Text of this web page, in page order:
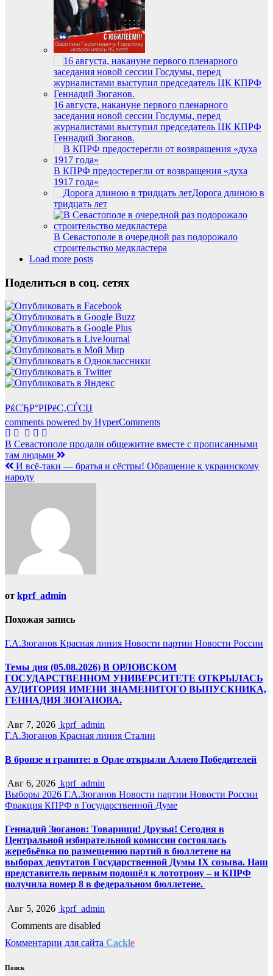
16 августа, накануне первого пленарного
заседания новой сессии Госдумы, перед
журналистами выступил председатель ЦК КПРФ
Геннадий Зюганов.
В КПРФ предостерегли от возвращения «духа
1917 года»
Дорога длиною в
тридцать лет
В Севастополе в очередной раз подорожало
строительство медкластера
Load more posts
Поделиться в соц. сетях
РќСЂР°РІРёС‚СЃСЏ
comments powered by HyperComments
Навигация
по
записям
В Севастополе продали общежитие вместе с прописанными
там людьми
И всё-таки — братья и сёстры! Обращение к украинскому
народу
от kprf_admin
Похожая запись
Г.А.Зюганов Красная линия Новости партии Новости России
Темы дня (05.08.2026) В ОРЛОВСКОМ
ГОСУДАРСТВЕННОМ УНИВЕРСИТЕТЕ ОТКРЫЛАСЬ
АУДИТОРИЯ ИМЕНИ ЗНАМЕНИТОГО ВЫПУСКНИКА,
ГЕННАДИЯ ЗЮГАНОВА.
Авг 7, 2026 kprf_admin
Г.А.Зюганов Красная линия Сталин
В бронзе и граните: в Орле открыли Аллею Победителей
Авг 6, 2026 kprf_admin
Выборы 2026 Г.А.Зюганов Новости партии Новости России
Фракция КПРФ в Государственной Думе
Геннадий Зюганов: Товарищи! Друзья! Сегодня в
Центральной избирательной комиссии состоялась
жеребьёвка по размещению партий в бюллетене на
выборах депутатов Государственной Думы IX созыва. Наш
представитель первым подошёл к лототрону – и КПРФ
получила номер 8 в федеральном бюллетене.
Авг 5, 2026 kprf_admin
Comments are disabled
Комментарии для сайта Cackle
Поиск